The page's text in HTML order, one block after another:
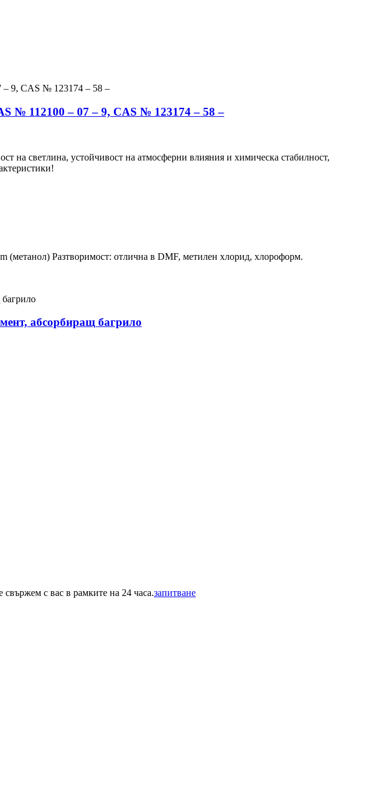
№ 112100 – 07 – 9, CAS № 123174 – 58 –
на светлина, устойчивост на атмосферни влияния и химическа стабилност,
Разтворимост: отлична в DMF, метилен хлорид, хлороформ.
абсорбиращ багрило
с вас в рамките на 24 часа.запитване